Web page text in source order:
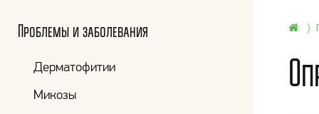
Проблемы и заболевания
Дерматофитии
Микозы